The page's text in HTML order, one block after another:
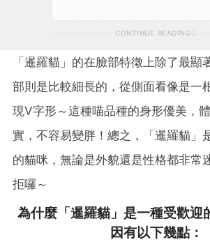
CONTINUE READING
「暹羅貓」的在臉部特徵上除了最顯
部則是比較細長的，從側面看像是一
現V字形～這種喵品種的身形優美，
實，不容易變胖！總之，「暹羅貓」
的貓咪，無論是外貌還是性格都非常
拒囉～
為什麼「暹羅貓」是一種受歡迎
因有以下幾點：